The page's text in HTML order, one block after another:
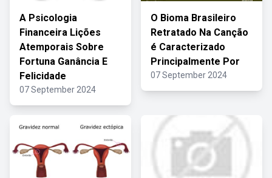
A Psicologia
Financeira Lições
Atemporais Sobre
Fortuna Ganância E
Felicidade
07 September 2024
O Bioma Brasileiro
Retratado Na Canção
é Caracterizado
Principalmente Por
07 September 2024